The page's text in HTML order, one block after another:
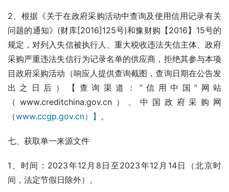
2、根据《关于在政府采购活动中查询及使用信用记录有关
问题的通知》(财库[2016]125号)和豫财购【2016】15号的
规定，对列入失信被执行人、重大税收违法失信主体、政府
采购严重违法失信行为记录名单的供应商，拒绝其参与本项
目政府采购活动（响应人提供查询截图，查询日期在公告发
出之日后）【查询渠道：“信用中国”网站
（www.creditchina.gov.cn）、中国政府采购网
（www.ccgp.gov.cn）】 。
七、获取单一来源文件
1、时间：2023年12月8日至2023年12月14日（北京时
间，法定节假日除外）。